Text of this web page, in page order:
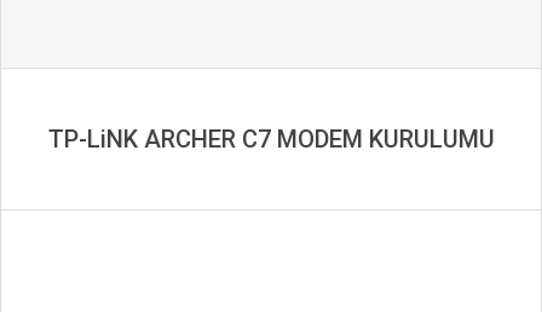
TP-LiNK ARCHER C7 MODEM KURULUMU